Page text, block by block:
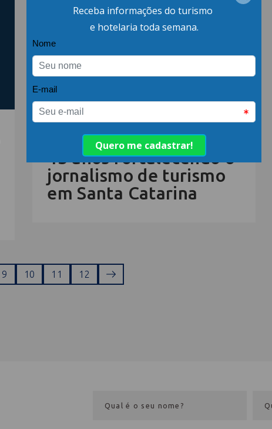
19.MAR.26 | POR: ABIH-SC
ABRAJET SC celebra
43 anos fortalecendo o
jornalismo de turismo
em Santa Catarina
9 10 11 12